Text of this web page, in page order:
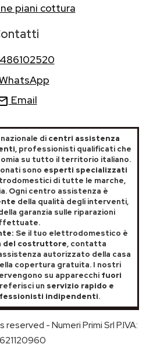
piani cottura
Email
di centri assistenza
, professionisti qualificati che
su tutto il territorio italiano.
sono esperti specializzati
di tutte le marche,
Ogni centro assistenza è
della qualità degli interventi,
garanzia sulle riparazioni
Se il tuo elettrodomestico è
del costruttore, contatta
autorizzato della casa
copertura gratuita. I nostri
su apparecchi fuori
un servizio rapido e
indipendenti.
- Numeri Primi Srl P.IVA: